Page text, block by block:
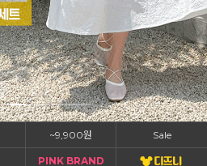
~9,900원 Sale
PINK BRAND